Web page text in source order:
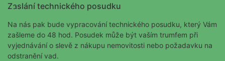
Zaslání technického posudku
Na nás pak bude vypracování technického posudku, který Vám
zašleme do 48 hod. Posudek může být vaším trumfem při
vyjednávání o slevě z nákupu nemovitosti nebo požadavku na
odstranění vad.
Řekli o nás